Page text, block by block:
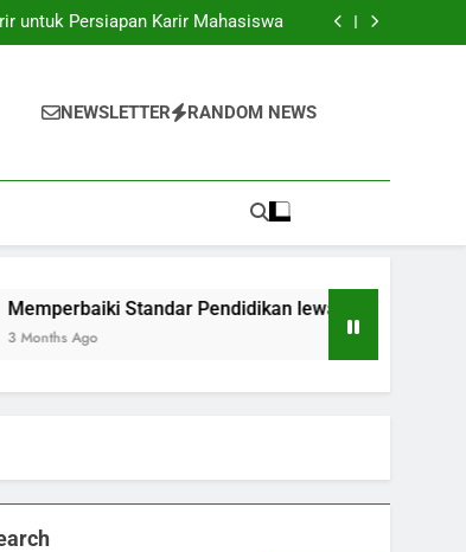
Para Mahasiswa
untuk Persiapan Karir Mahasiswa
Pendidikan lewat Akreditasi Dunia
Para Mahasiswa
untuk Persiapan Karir Mahasiswa
Pendidikan lewat Akreditasi Dunia
NEWSLETTER RANDOM NEWS
Standar Pendidikan lewat Akreditasi Dunia